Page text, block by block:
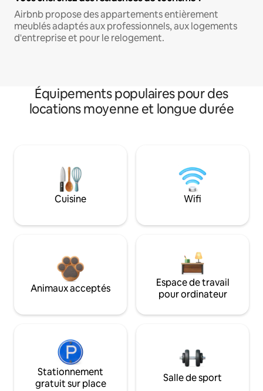
Airbnb propose des appartements entièrement
meublés adaptés aux professionnels, aux logements
d'entreprise et pour le relogement.
Équipements populaires pour des
locations moyenne et longue durée
Cuisine Wifi
Animaux acceptés
Espace de travail
pour ordinateur
Stationnement
gratuit sur place
Salle de sport